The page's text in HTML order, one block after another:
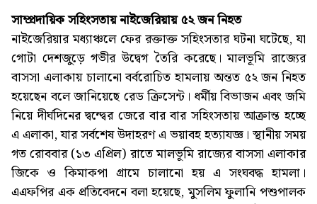
সাম্প্রদায়িক সহিংসতায় নাইজেরিয়ায় ৫২ জন নিহত
নাইজেরিয়ার মধ্যাঞ্চলে ফের রক্তাক্ত সহিংসতার ঘটনা ঘটেছে, যা
গোটা দেশজুড়ে গভীর উদ্বেগ তৈরি করেছে। মালভূমি রাজ্যের
বাসসা এলাকায় চালানো বর্বরোচিত হামলায় অন্তত ৫২ জন নিহত
হয়েছেন বলে জানিয়েছে রেড ক্রিসেন্ট। ধর্মীয় বিভাজন এবং জমি
নিয়ে দীর্ঘদিনের দ্বন্দ্বের জেরে বার বার সহিংসতায় আক্রান্ত হচ্ছে
এ এলাকা, যার সর্বশেষ উদাহরণ এ ভয়াবহ হত্যাযজ্ঞ। স্থানীয় সময়
গত রোববার (১৩ এপ্রিল) রাতে মালভূমি রাজ্যের বাসসা এলাকার
জিকে ও কিমাকপা গ্রামে চালানো হয় এ সংঘবদ্ধ হামলা।
এএফপির এক প্রতিবেদনে বলা হয়েছে, মুসলিম ফুলানি পশুপালক